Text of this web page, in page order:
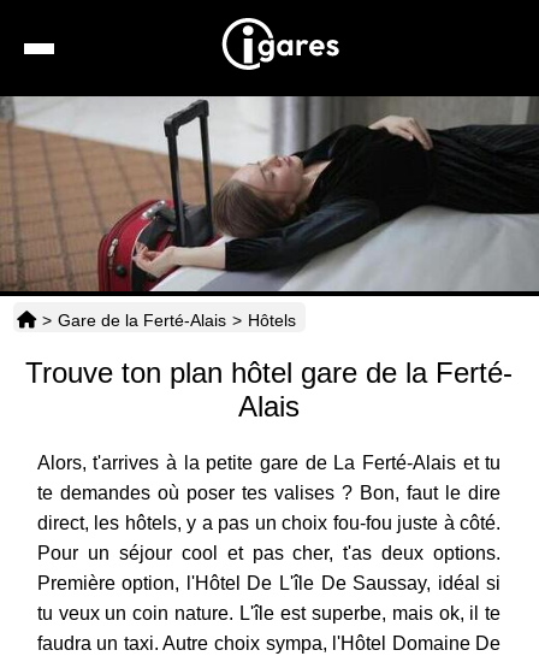
Location de voiture
Hôtels
Taxis
Horaires
> Gare de la Ferté-Alais > Hôtels
Trouve ton plan hôtel gare de la Ferté-
Alais
Alors, t'arrives à la petite gare de La Ferté-Alais et tu
te demandes où poser tes valises ? Bon, faut le dire
direct, les hôtels, y a pas un choix fou-fou juste à côté.
Pour un séjour cool et pas cher, t'as deux options.
Première option, l'Hôtel De L'île De Saussay, idéal si
tu veux un coin nature. L'île est superbe, mais ok, il te
faudra un taxi. Autre choix sympa, l'Hôtel Domaine De